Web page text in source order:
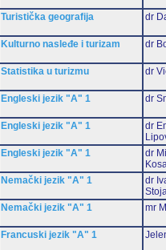
Turistička geografija dr
Kulturno nasleđe i turizam dr
Statistika u turizmu dr
Engleski jezik "A" 1 dr
Engleski jezik "A" 1
dr
Engleski jezik "A" 1
dr
Nemački jezik "A" 1
dr
Nemački jezik "A" 1 mr
Francuski jezik "A" 1